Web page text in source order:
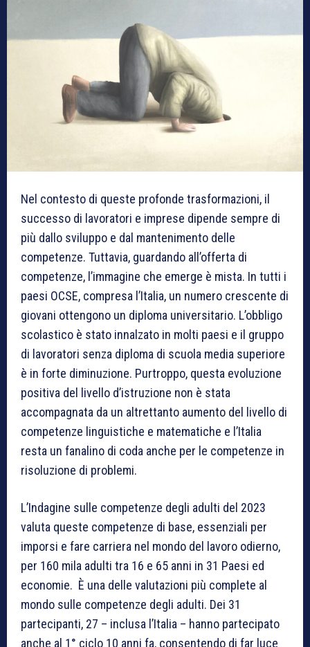
Nel contesto di queste profonde trasformazioni, il
successo di lavoratori e imprese dipende sempre di
più dallo sviluppo e dal mantenimento delle
competenze. Tuttavia, guardando all’offerta di
competenze, l’immagine che emerge è mista. In tutti i
paesi OCSE, compresa l’Italia, un numero crescente di
giovani ottengono un diploma universitario. L’obbligo
scolastico è stato innalzato in molti paesi e il gruppo
di lavoratori senza diploma di scuola media superiore
è in forte diminuzione. Purtroppo, questa evoluzione
positiva del livello d’istruzione non è stata
accompagnata da un altrettanto aumento del livello di
competenze linguistiche e matematiche e l’Italia
resta un fanalino di coda anche per le competenze in
risoluzione di problemi.
L’Indagine sulle competenze degli adulti del 2023
valuta queste competenze di base, essenziali per
imporsi e fare carriera nel mondo del lavoro odierno,
per 160 mila adulti tra 16 e 65 anni in 31 Paesi ed
economie. È una delle valutazioni più complete al
mondo sulle competenze degli adulti. Dei 31
partecipanti, 27 – inclusa l’Italia – hanno partecipato
anche al 1° ciclo 10 anni fa, consentendo di far luce